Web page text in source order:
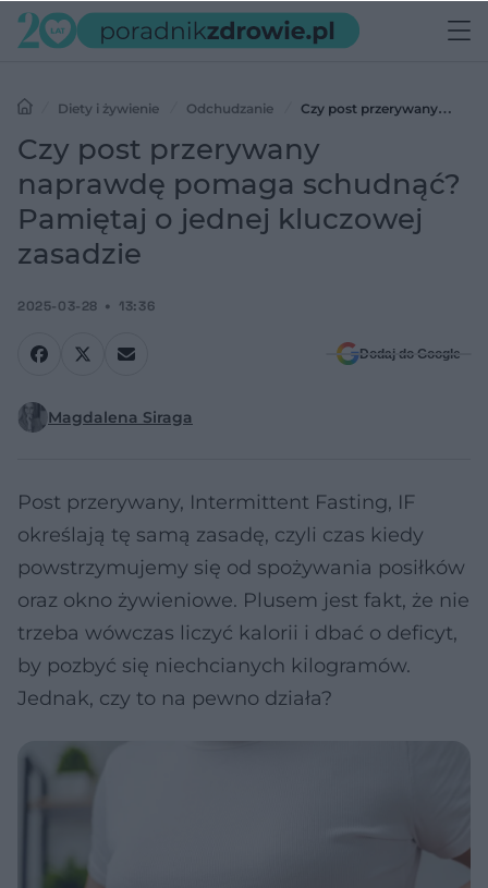
Diety i żywienie Odchudzanie
Czy post przerywany
naprawdę pomaga schudnąć? Pamiętaj o jednej kluczowej zasadzie
Czy post przerywany
naprawdę pomaga schudnąć?
Pamiętaj o jednej kluczowej
zasadzie
2025-03-28 13:36
Dodaj do Google
Magdalena Siraga
Post przerywany, Intermittent Fasting, IF
określają tę samą zasadę, czyli czas kiedy
powstrzymujemy się od spożywania posiłków
oraz okno żywieniowe. Plusem jest fakt, że nie
trzeba wówczas liczyć kalorii i dbać o deficyt,
by pozbyć się niechcianych kilogramów.
Jednak, czy to na pewno działa?